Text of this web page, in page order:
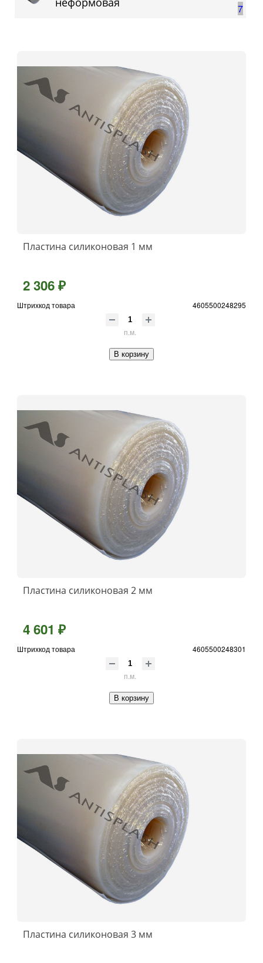
7
Пластина силиконовая 1 мм
2 306 ₽
Штрихкод товара 4605500248295
п.м.
В корзину
Пластина силиконовая 2 мм
4 601 ₽
Штрихкод товара 4605500248301
п.м.
В корзину
Пластина силиконовая 3 мм